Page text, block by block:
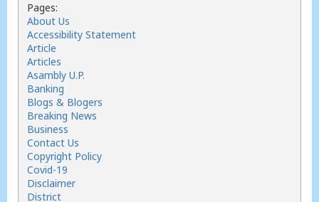
Pages:
About Us
Accessibility Statement
Article
Articles
Asambly U.P.
Banking
Blogs & Blogers
Breaking News
Business
Contact Us
Copyright Policy
Covid-19
Disclaimer
District